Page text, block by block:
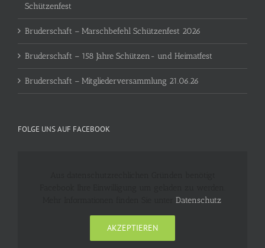
Schützenfest
Bruderschaft – Marschbefehl Schützenfest 2026
Bruderschaft – 158 Jahre Schützen- und Heimatfest
Bruderschaft – Mitgliederversammlung 21.06.26
FOLGE UNS AUF FACEBOOK
Datenschutz
AKZEPTIEREN